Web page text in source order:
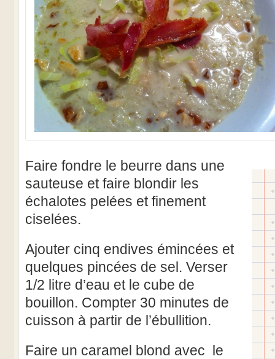
Faire fondre le beurre dans une
sauteuse et faire blondir les
échalotes pelées et finement
ciselées.
Ajouter cinq endives émincées et
quelques pincées de sel. Verser
1/2 litre d’eau et le cube de
bouillon. Compter 30 minutes de
cuisson à partir de l’ébullition.
Faire un caramel blond avec le